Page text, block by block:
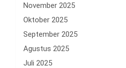
November 2025
Oktober 2025
September 2025
Agustus 2025
Juli 2025